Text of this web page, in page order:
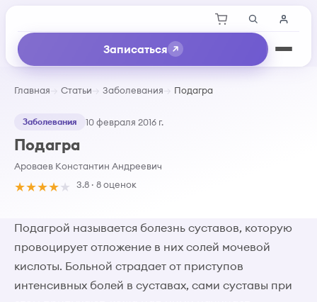
Записаться
Главная Статьи Заболевания Подагра
Заболевания 10 февраля 2016 г.
Подагра
Ароваев Константин Андреевич
★★★★★ 3.8 · 8 оценок
Подагрой называется болезнь суставов, которую
провоцирует отложение в них солей мочевой
кислоты. Больной страдает от приступов
интенсивных болей в суставах, сами суставы при